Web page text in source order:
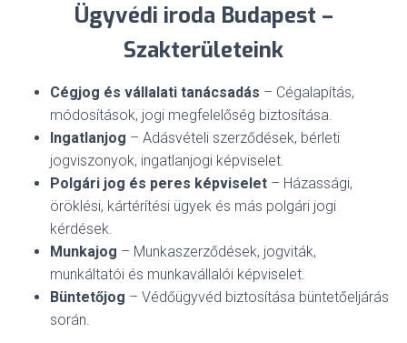
Ügyvédi iroda Budapest –
Szakterületeink
Cégjog és vállalati tanácsadás – Cégalapítás,
módosítások, jogi megfelelőség biztosítása.
Ingatlanjog – Adásvételi szerződések, bérleti
jogviszonyok, ingatlanjogi képviselet.
Polgári jog és peres képviselet – Házassági,
öröklési, kártérítési ügyek és más polgári jogi
kérdések.
Munkajog – Munkaszerződések, jogviták,
munkáltatói és munkavállalói képviselet.
Büntetőjog – Védőügyvéd biztosítása büntetőeljárás
során.